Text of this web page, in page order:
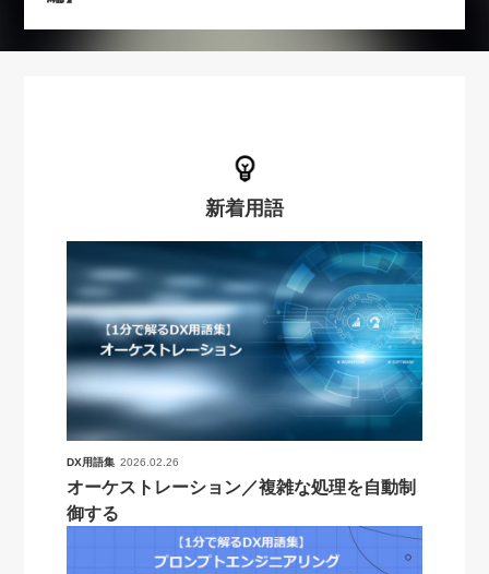
新着用語
DX用語集 2026.02.26
オーケストレーション／複雑な処理を自動制
御する